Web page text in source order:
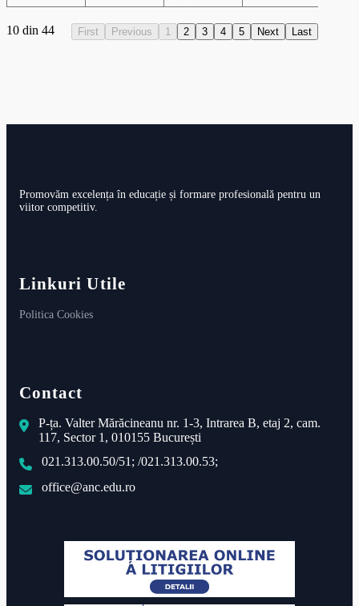
10 din 44 First Previous 1 2 3 4 5 Next Last
Promovăm excelența în educație și formare profesională pentru un
viitor competitiv.
Linkuri Utile
Politica Cookies
Contact
P-ța. Valter Mărăcineanu nr. 1-3, Intrarea B, etaj 2, cam.
117, Sector 1, 010155 București
021.313.00.50/51; /021.313.00.53;
office@anc.edu.ro